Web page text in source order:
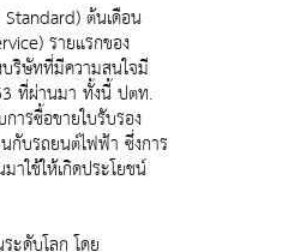
ต้นเดือน
รายแรกของ
ริษัทที่มีความสนใจมี
ที่ผ่านมา ทั้งนี้ ปตท.
ารซื้อขายใบรับรอง
กับรถยนต์ไฟฟ้า ซึ่งการ
ใช้ให้เกิดประโยชน์
ะดับโลก โดย